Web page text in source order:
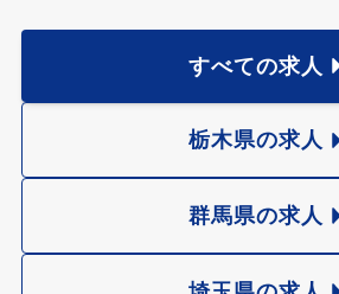
すべての求人
栃木県の求人
群馬県の求人